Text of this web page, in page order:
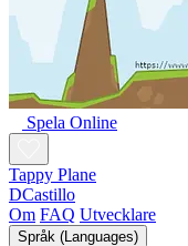
Spela Online
Tappy Plane
DCastillo
Om FAQ Utvecklare
Språk (Languages)